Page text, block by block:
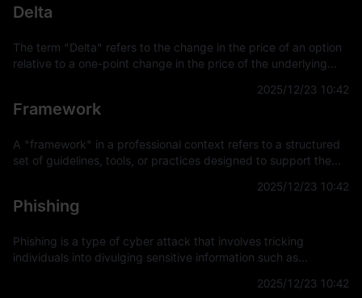
Delta
The term "Delta" refers to the change in the price of an option
relative to a one-point change in the price of the underlying
2025/12/23 10:42
Framework
A "framework" in a professional context refers to a structured
set of guidelines, tools, or practices designed to support the
2025/12/23 10:42
Phishing
Phishing is a type of cyber attack that involves tricking
individuals into divulging sensitive information such as
2025/12/23 10:42